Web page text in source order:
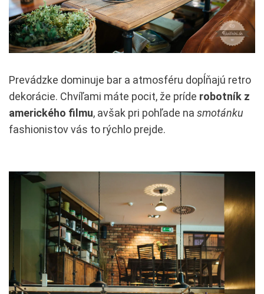
Prevádzke dominuje bar a atmosféru dopĺňajú retro
dekorácie. Chvíľami máte pocit, že príde robotník z
amerického filmu, avšak pri pohľade na smotánku
fashionistov vás to rýchlo prejde.